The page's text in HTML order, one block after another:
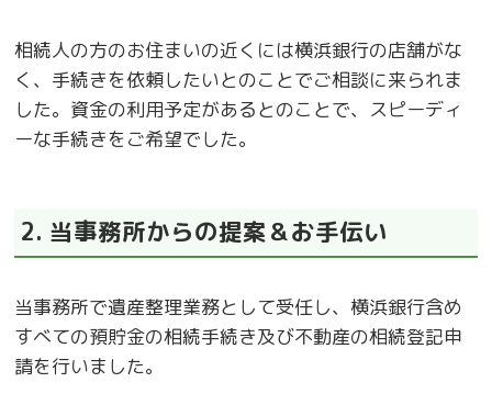
相続人の方のお住まいの近くには横浜銀行の店舗がな
く、手続きを依頼したいとのことでご相談に来られま
した。資金の利用予定があるとのことで、スピーディ
ーな手続きをご希望でした。
2. 当事務所からの提案＆お手伝い
当事務所で遺産整理業務として受任し、横浜銀行含め
すべての預貯金の相続手続き及び不動産の相続登記申
請を行いました。